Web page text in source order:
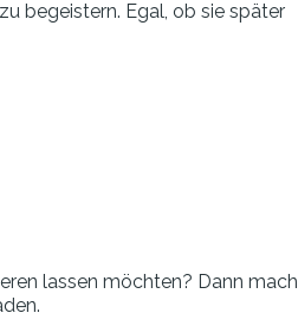
begeistern. Egal, ob sie später
lassen möchten? Dann mach